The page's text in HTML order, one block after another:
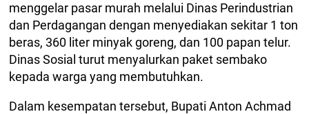
menggelar pasar murah melalui Dinas Perindustrian
dan Perdagangan dengan menyediakan sekitar 1 ton
beras, 360 liter minyak goreng, dan 100 papan telur.
Dinas Sosial turut menyalurkan paket sembako
kepada warga yang membutuhkan.
Dalam kesempatan tersebut, Bupati Anton Achmad